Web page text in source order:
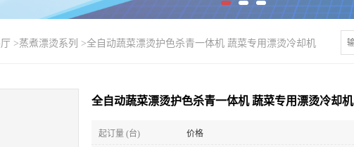
>蒸煮漂烫系列 >全自动蔬菜漂烫护色杀青一体机 蔬菜专用漂烫冷却机
全自动蔬菜漂烫护色杀青一体机 蔬菜专用漂烫冷却机
起订量 (台) 价格